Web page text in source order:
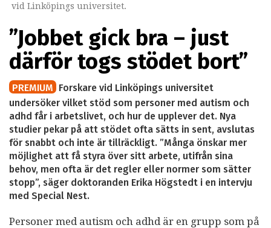
vid Linköpings universitet.
”Jobbet gick bra – just
därför togs stödet bort”
PREMIUM Forskare vid Linköpings universitet
undersöker vilket stöd som personer med autism och
adhd får i arbetslivet, och hur de upplever det. Nya
studier pekar på att stödet ofta sätts in sent, avslutas
för snabbt och inte är tillräckligt. ”Många önskar mer
möjlighet att få styra över sitt arbete, utifrån sina
behov, men ofta är det regler eller normer som sätter
stopp”, säger doktoranden Erika Högstedt i en intervju
med Special Nest.
Personer med autism och adhd är en grupp som på